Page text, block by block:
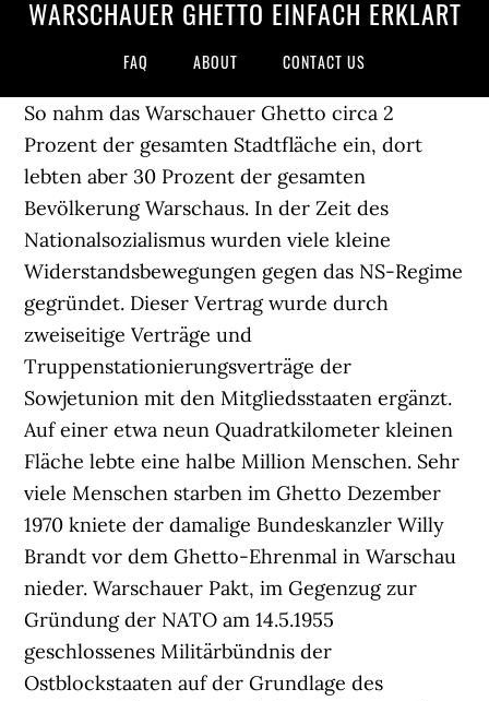
WARSCHAUER GHETTO EINFACH ERKLÄRT
FAQ ABOUT CONTACT US
So nahm das Warschauer Ghetto circa 2
Prozent der gesamten Stadtfläche ein, dort
lebten aber 30 Prozent der gesamten
Bevölkerung Warschaus. In der Zeit des
Nationalsozialismus wurden viele kleine
Widerstandsbewegungen gegen das NS-Regime
gegründet. Dieser Vertrag wurde durch
zweiseitige Verträge und
Truppenstationierungsverträge der
Sowjetunion mit den Mitgliedsstaaten ergänzt.
Auf einer etwa neun Quadratkilometer kleinen
Fläche lebte eine halbe Million Menschen. Sehr
viele Menschen starben im Ghetto Dezember
1970 kniete der damalige Bundeskanzler Willy
Brandt vor dem Ghetto-Ehrenmal in Warschau
nieder. Warschauer Pakt, im Gegenzug zur
Gründung der NATO am 14.5.1955
geschlossenes Militärbündnis der
Ostblockstaaten auf der Grundlage des